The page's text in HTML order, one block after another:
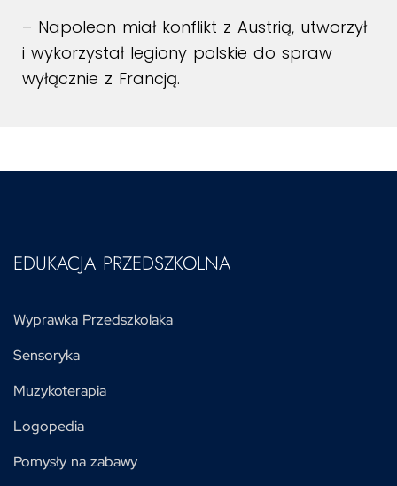
– Napoleon miał konflikt z Austrią, utworzył
i wykorzystał legiony polskie do spraw
wyłącznie z Francją.
EDUKACJA PRZEDSZKOLNA
Wyprawka Przedszkolaka
Sensoryka
Muzykoterapia
Logopedia
Pomysły na zabawy